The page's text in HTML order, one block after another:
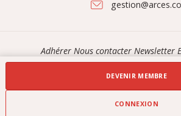
DEVENIR MEMBRE
CONNEXION
Adhérer Nous contacter Newsletter
Propulsé par